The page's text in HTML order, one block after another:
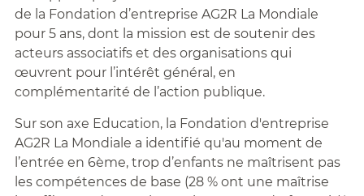
de la Fondation d’entreprise AG2R La Mondiale
pour 5 ans, dont la mission est de soutenir des
acteurs associatifs et des organisations qui
œuvrent pour l’intérêt général, en
complémentarité de l’action publique.
Sur son axe Education, la Fondation d'entreprise
AG2R La Mondiale a identifié qu'au moment de
l’entrée en 6ème, trop d’enfants ne maîtrisent pas
les compétences de base (28 % ont une maîtrise